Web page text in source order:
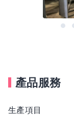
產品服務
生產項目